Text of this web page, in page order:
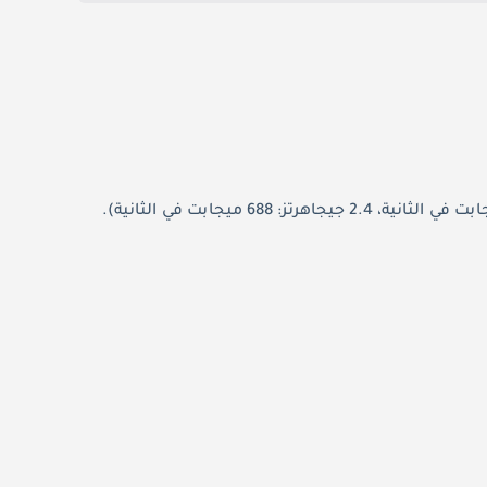
يستخدم TE3L أحدث تقنية Wi-Fi 7، مع سرعات متزامنة مزدوجة النطاق تصل إلى 3600 ميجابت في الثانية (5 جيجاهرتز: 2882 ميجابت في الثانية، 2.4 جيجاهرتز: 688 ميجابت في الثانية).